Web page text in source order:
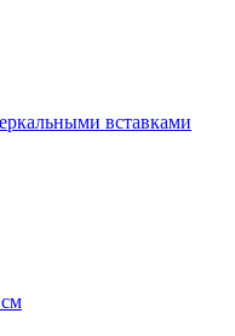
вставками